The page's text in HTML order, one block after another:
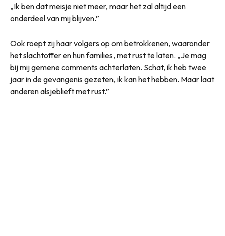
„Ik ben dat meisje niet meer, maar het zal altijd een
onderdeel van mij blijven.”
Ook roept zij haar volgers op om betrokkenen, waaronder
het slachtoffer en hun families, met rust te laten. „Je mag
bij mij gemene comments achterlaten. Schat, ik heb twee
jaar in de gevangenis gezeten, ik kan het hebben. Maar laat
anderen alsjeblieft met rust.”